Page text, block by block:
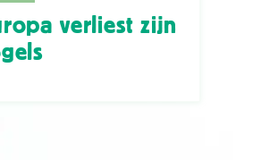
verliest zijn